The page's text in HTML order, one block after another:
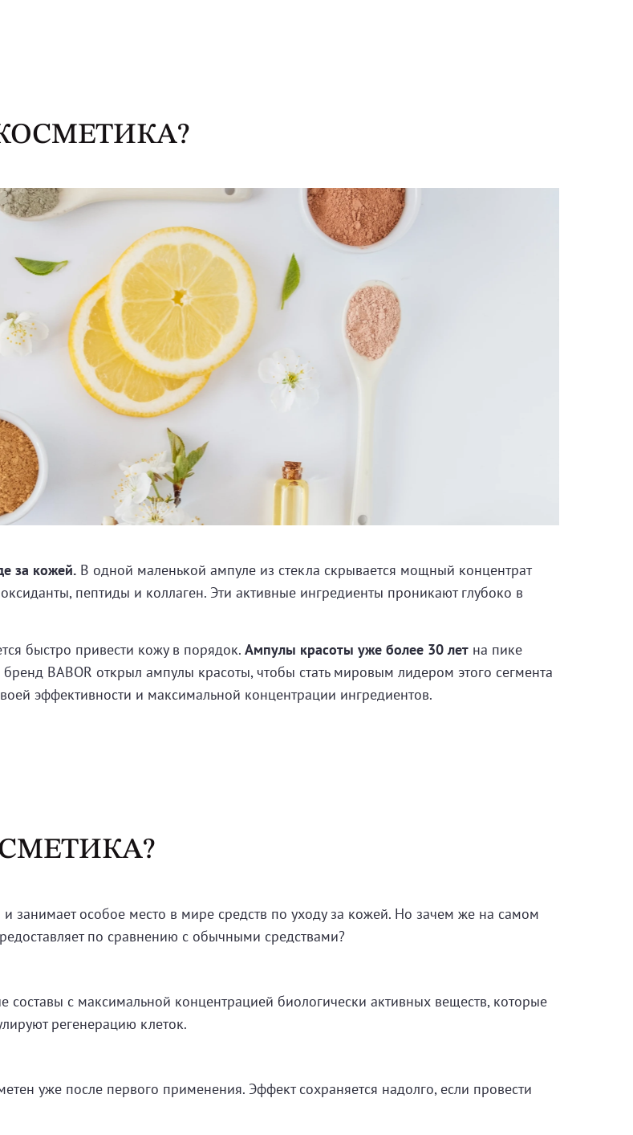
за кожей. В одной маленькой ампуле из стекла скрывается мощный концентрат
пептиды и коллаген. Эти активные ингредиенты проникают глубоко в
быстро привести кожу в порядок. Ампулы красоты уже более 30 лет на пике
BABOR открыл ампулы красоты, чтобы стать мировым лидером этого сегмента
эффективности и максимальной концентрации ингредиентов.
и занимает особое место в мире средств по уходу за кожей. Но зачем же на самом
по сравнению с обычными средствами?
составы с максимальной концентрацией биологически активных веществ, которые
регенерацию клеток.
уже после первого применения. Эффект сохраняется надолго, если провести